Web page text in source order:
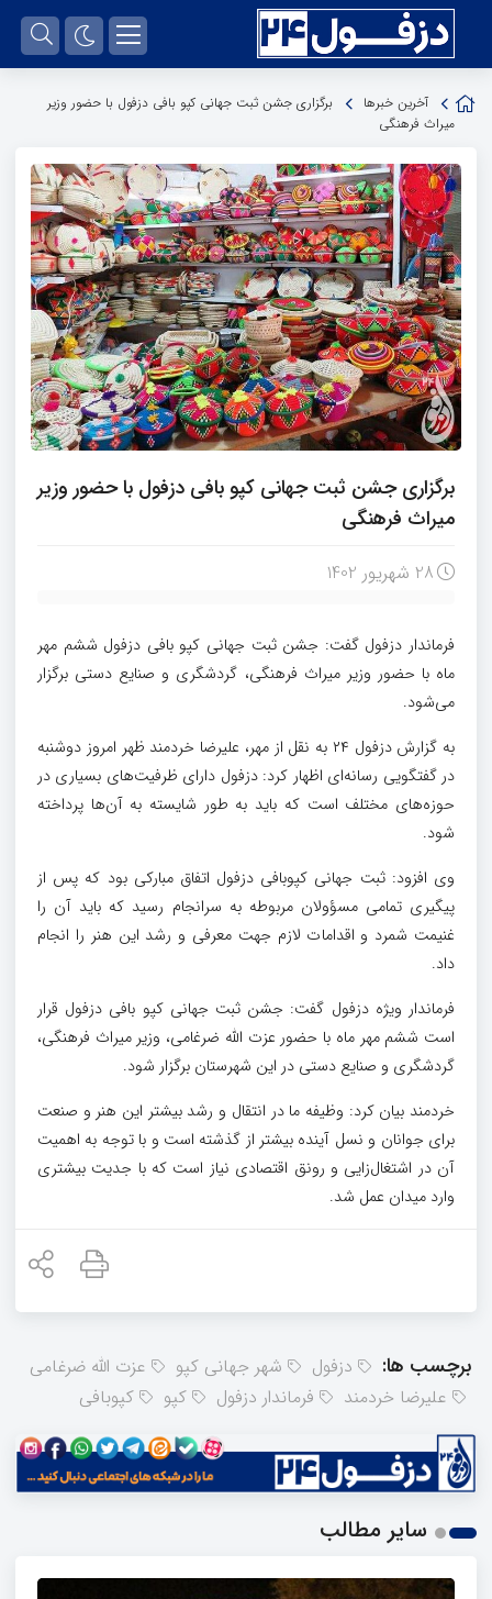
آخرین خبرها
برگزاری جشن ثبت جهانی کپو بافی دزفول با حضور وزیر
میراث فرهنگی
برگزاری جشن ثبت جهانی کپو بافی دزفول با حضور وزیر
میراث فرهنگی
28 شهریور 1402
فرماندار دزفول گفت: جشن ثبت جهانی کپو بافی دزفول ششم مهر
ماه با حضور وزیر میراث فرهنگی، گردشگری و صنایع دستی برگزار
می‌شود.
به گزارش دزفول ۲۴ به نقل از مهر، علیرضا خردمند ظهر امروز دوشنبه
در گفتگویی رسانه‌ای اظهار کرد: دزفول دارای ظرفیت‌های بسیاری در
حوزه‌های مختلف است که باید به طور شایسته به آن‌ها پرداخته
شود.
وی افزود: ثبت جهانی کپوبافی دزفول اتفاق مبارکی بود که پس از
پیگیری تمامی مسؤولان مربوطه به سرانجام رسید که باید آن را
غنیمت شمرد و اقدامات لازم جهت معرفی و رشد این هنر را انجام
داد.
فرماندار ویژه دزفول گفت: جشن ثبت جهانی کپو بافی دزفول قرار
است ششم مهر ماه با حضور عزت الله ضرغامی، وزیر میراث فرهنگی،
گردشگری و صنایع دستی در این شهرستان برگزار شود.
خردمند بیان کرد: وظیفه ما در انتقال و رشد بیشتر این هنر و صنعت
برای جوانان و نسل آینده بیشتر از گذشته است و با توجه به اهمیت
آن در اشتغال‌زایی و رونق اقتصادی نیاز است که با جدیت بیشتری
وارد میدان عمل شد.
برچسب ها: دزفول شهر جهانی کپو
عزت الله ضرغامی
علیرضا خردمند
فرماندار دزفول کپو کپوبافی
سایر مطالب